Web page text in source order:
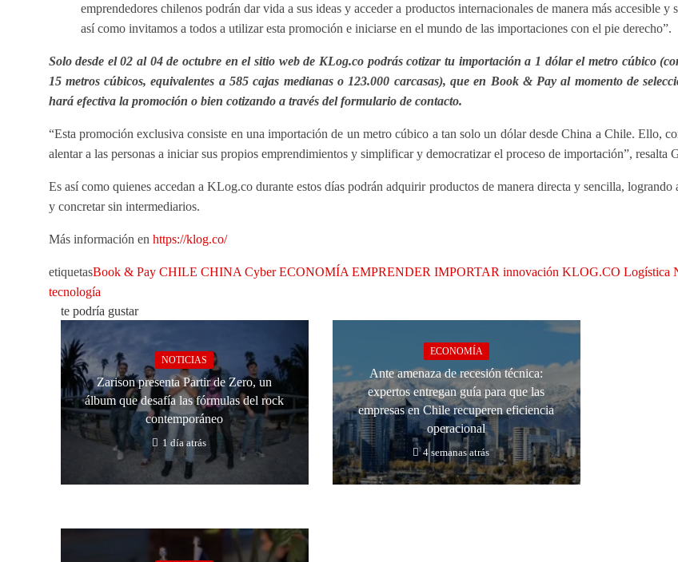
emprendedores chilenos podrán dar vida a sus ideas y acceder a productos internacionales de manera más accesible y
así como invitamos a todos a utilizar esta promoción e iniciarse en el mundo de las importaciones con el pie derecho”.
Solo desde el 02 al 04 de octubre en el sitio web de KLog.co podrás cotizar tu importación a 1 dólar el metro cúbico
15 metros cúbicos, equivalentes a 585 cajas medianas o 123.000 carcasas), que en Book & Pay al momento de
hará efectiva la promoción o bien cotizando a través del formulario de contacto.
“Esta promoción exclusiva consiste en una importación de un metro cúbico a tan solo un dólar desde China a Chile. Ello,
alentar a las personas a iniciar sus propios emprendimientos y simplificar y democratizar el proceso de importación”, resalta
Es así como quienes accedan a KLog.co durante estos días podrán adquirir productos de manera directa y sencilla, logrando
y concretar sin intermediarios.
Más información en https://klog.co/
etiquetasBook & Pay CHILE CHINA Cyber ECONOMÍA EMPRENDER IMPORTAR innovación KLOG.CO Logística
tecnología
te podría gustar
NOTICIAS
Zarison presenta Partir de Zero, un
álbum que desafía las fórmulas del rock
contemporáneo
1 día atrás
ECONOMÍA
Ante amenaza de recesión técnica:
expertos entregan guía para que las
empresas en Chile recuperen eficiencia
operacional
4 semanas atrás